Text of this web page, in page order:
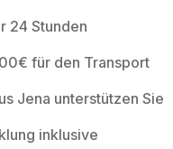
24 Stunden
für den Transport
Jena unterstützen Sie
inklusive